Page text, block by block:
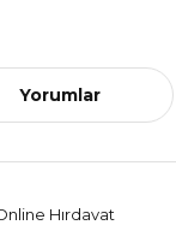
Yorumlar